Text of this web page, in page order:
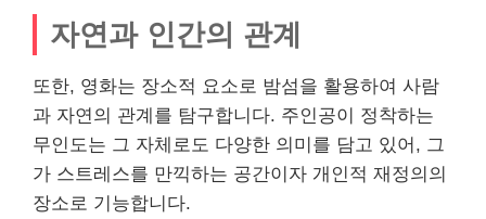
자연과 인간의 관계
또한, 영화는 장소적 요소로 밤섬을 활용하여 사람
과 자연의 관계를 탐구합니다. 주인공이 정착하는
무인도는 그 자체로도 다양한 의미를 담고 있어, 그
가 스트레스를 만끽하는 공간이자 개인 적 재정의의
장소로 기능합니다.